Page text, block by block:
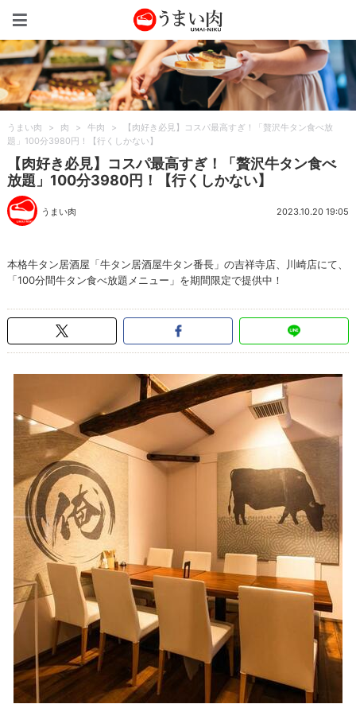
うまい肉 > 肉 > 牛肉 >
【肉好き必見】コスパ最高すぎ！「贅沢牛タン食べ放
題」100分3980円！【行くしかない】
【肉好き必見】コスパ最高すぎ！「贅沢牛タン食べ
放題」100分3980円！【行くしかない】
うまい肉 2023.10.20 19:05
本格牛タン居酒屋「牛タン居酒屋牛タン番長」の吉祥寺店、川崎店にて、
「100分間牛タン食べ放題メニュー」を期間限定で提供中！